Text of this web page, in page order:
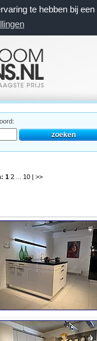
te hebben bij
1 2 10 | >>